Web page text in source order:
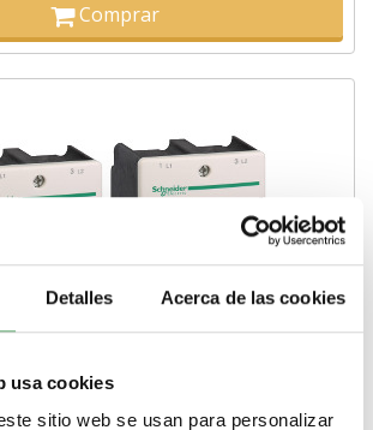
Detalles Acerca de las cookies
usa cookies
sitio web se usan para personalizar
Comprar